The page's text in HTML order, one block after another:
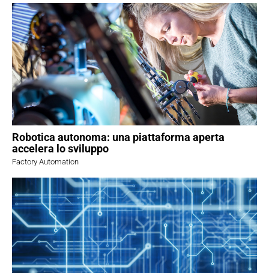
Robotica autonoma: una piattaforma aperta
accelera lo sviluppo
Factory Automation